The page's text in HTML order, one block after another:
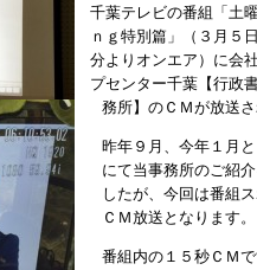
千葉テレビの番組「土
ｎｇ特別篇」（３月５
分よりオンエア）に会
プセンター千葉【行政
務所】のＣＭが放送さ
昨年９月、今年１月
にて当事務所のご紹
したが、今回は番組
ＣＭ放送となります。
番組内の１５秒ＣＭ